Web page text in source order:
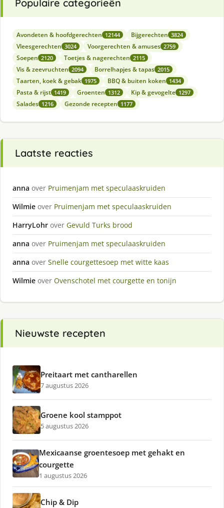
Populaire categorieën
Avondeten & hoofdgerechten 12144 Bijgerechten 3824
Vleesgerechten 3024 Voorgerechten & amuses 2759
Soepen 2120 Toetjes & nagerechten 2115
Vis & zeevruchten 2094 Borrelhapjes & tapas 2015
Taarten, koek & gebak 1975 BBQ & buiten koken 1434
Pasta & rijst 1419 Groenten 1312 Kip & gevogelte 1297
Salades 1216 Gezonde recepten 1177
Laatste reacties
anna over Pruimenjam met speculaaskruiden
Wilmie over Pruimenjam met speculaaskruiden
HarryLohr over Gevuld Turks brood
anna over Pruimenjam met speculaaskruiden
anna over Snelle courgettesoep met witte kaas
Wilmie over Ovenschotel met courgette en tonijn
Nieuwste recepten
Preitaart met cantharellen
7 augustus 2026
Groene kool stamppot
5 augustus 2026
Mexicaanse groentesoep met gehakt en
courgette
1 augustus 2026
Chip & Dip